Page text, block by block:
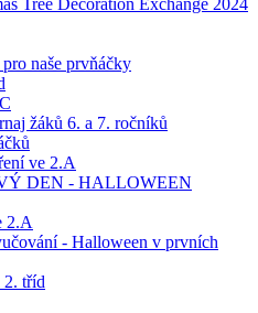
Tree Decoration Exchange 2024
naše prvňáčky
žáků 6. a 7. ročníků
ve 2.A
DEN - HALLOWEEN
2.A
- Halloween v prvních
2. tříd